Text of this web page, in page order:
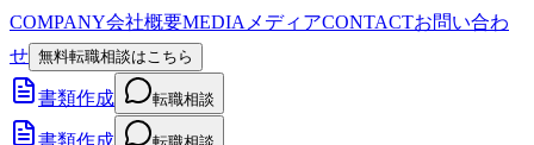
COMPANY会社概要MEDIA メディアCONTACTお問い合わ
せ 無料転職相談はこちら
書類作成 転職相談
書類作成